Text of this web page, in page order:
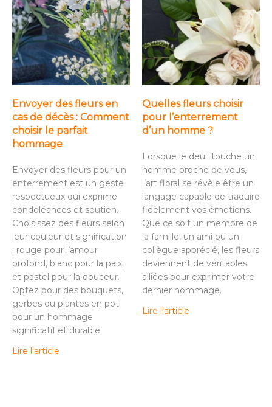
Envoyer des fleurs en
cas de décès : Comment
choisir le parfait
hommage
Envoyer des fleurs pour un
enterrement est un geste
respectueux qui exprime
condoléances et soutien.
Choisissez des fleurs selon
leur couleur et signification
: rouge pour l’amour
profond, blanc pour la paix,
et pastel pour la douceur.
Optez pour des bouquets,
gerbes ou plantes en pot
pour un hommage
significatif et durable.
Lire l'article
Quelles fleurs choisir
pour l’enterrement
d’un homme ?
Lorsque le deuil touche un
homme proche de vous,
l’art floral se révèle être un
langage capable de traduire
fidèlement vos émotions.
Que ce soit un membre de
la famille, un ami ou un
collègue apprécié, les fleurs
deviennent de véritables
alliées pour exprimer votre
dernier hommage.
Lire l'article